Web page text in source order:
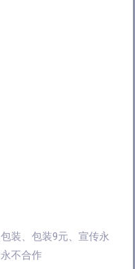
装、包装9元、宣传永
不合作